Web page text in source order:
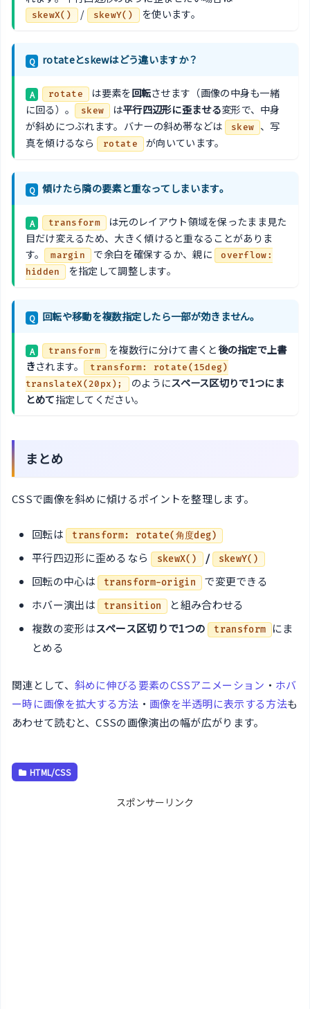
skewX() / skewY() を使います。
Q rotateとskewはどう違いますか？
A rotate は要素を回転させます（画像の中身も一緒
に回る）。
skew は平行四辺形に歪ませる変形で、中身
が斜めにつぶれます。バナーの斜め帯などは
skew
、写
真を傾けるなら
rotate が向いています。
Q 傾けたら隣の要素と重なってしまいます。
A transform は元のレイアウト領域を保ったまま見た
目だけ変えるため、大きく傾けると重なることがありま
す。 margin で余白を確保するか、親に overflow:
hidden
を指定して調整します。
Q 回転や移動を複数指定したら一部が効きません。
A transform を複数行に分けて書くと後の指定で上書
きされます。 transform: rotate(15deg)
translateX(20px);
のようにスペース区切りで1つにま
とめて指定してください。
まとめ
CSSで画像を斜めに傾けるポイントを整理します。
回転は transform: rotate(角度deg)
平行四辺形に歪めるなら skewX() / skewY()
回転の中心は transform-origin
で変更できる
ホバー演出は
transition
と組み合わせる
複数の変形はスペース区切りで1つの transform
にま
とめる
関連として、 斜めに伸びる要素のCSSアニメーション ・ ホバ
ー時に画像を拡大する方法 ・ 画像を半透明に表示する方法も
あわせて読むと、CSSの画像演出の幅が広がります。
HTML/CSS
スポンサーリンク